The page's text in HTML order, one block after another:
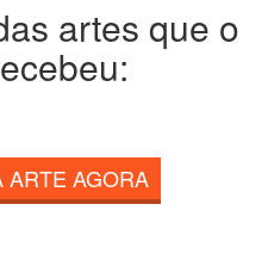
artes que o
ARTE AGORA